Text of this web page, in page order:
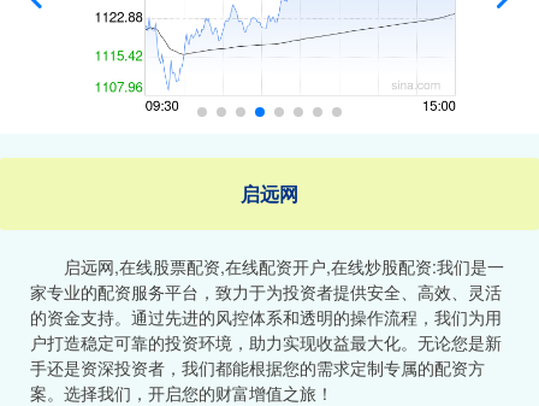
启远网
启远网,在线股票配资,在线配资开户,在线炒股配资:我们是一
家专业的配资服务平台，致力于为投资者提供安全、高效、灵活
的资金支持。通过先进的风控体系和透明的操作流程，我们为用
户打造稳定可靠的投资环境，助力实现收益最大化。无论您是新
手还是资深投资者，我们都能根据您的需求定制专属的配资方
案。选择我们，开启您的财富增值之旅！